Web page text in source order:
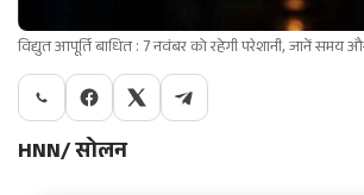
विद्युत आपूर्ति बाधित : 7 नवंबर को रहेगी परेशानी, जानें समय और
HNN/ सोलन